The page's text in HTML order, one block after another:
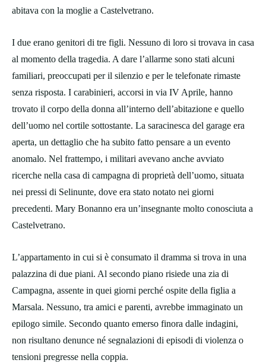
abitava con la moglie a Castelvetrano.
I due erano genitori di tre figli. Nessuno di loro si trovava in casa
al momento della tragedia. A dare l’allarme sono stati alcuni
familiari, preoccupati per il silenzio e per le telefonate rimaste
senza risposta. I carabinieri, accorsi in via IV Aprile, hanno
trovato il corpo della donna all’interno dell’abitazione e quello
dell’uomo nel cortile sottostante. La saracinesca del garage era
aperta, un dettaglio che ha subito fatto pensare a un evento
anomalo. Nel frattempo, i militari avevano anche avviato
ricerche nella casa di campagna di proprietà dell’uomo, situata
nei pressi di Selinunte, dove era stato notato nei giorni
precedenti. Mary Bonanno era un’insegnante molto conosciuta a
Castelvetrano.
L’appartamento in cui si è consumato il dramma si trova in una
palazzina di due piani. Al secondo piano risiede una zia di
Campagna, assente in quei giorni perché ospite della figlia a
Marsala. Nessuno, tra amici e parenti, avrebbe immaginato un
epilogo simile. Secondo quanto emerso finora dalle indagini,
non risultano denunce né segnalazioni di episodi di violenza o
tensioni pregresse nella coppia.